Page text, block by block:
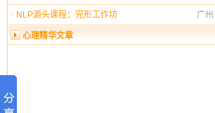
· NLP源头课程：完形工作坊 广州
心理精华文章